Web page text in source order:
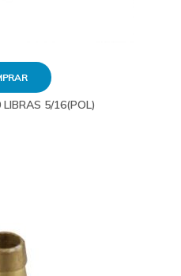
5/16(POL)